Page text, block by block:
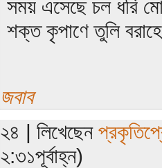
সময় এসেছে চল ধরি
শক্ত কৃপাণে তুলি
জবাব
২৪ | লিখেছেন
২:৩১পূর্বাহ্ন)